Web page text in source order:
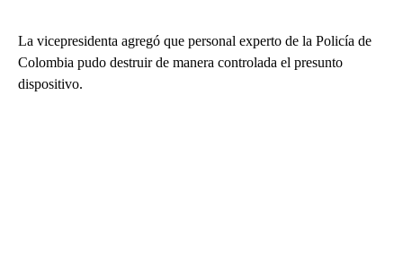
La vicepresidenta agregó que personal experto de la Policía de
Colombia pudo destruir de manera controlada el presunto
dispositivo.